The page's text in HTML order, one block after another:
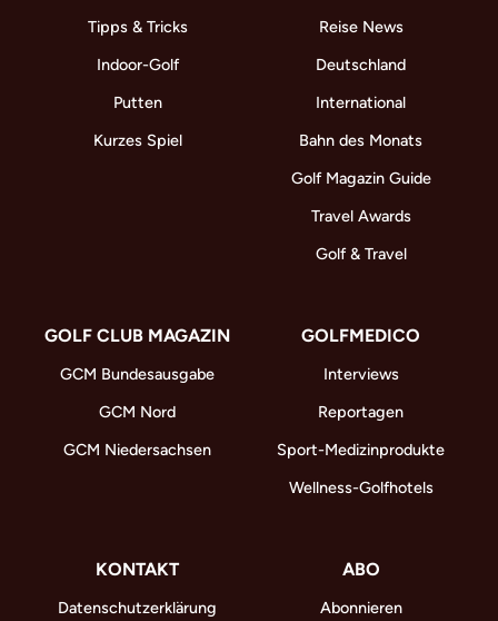
Tipps & Tricks
Indoor-Golf
Putten
Kurzes Spiel
Reise News
Deutschland
International
Bahn des Monats
Golf Magazin Guide
Travel Awards
Golf & Travel
GOLF CLUB MAGAZIN
GCM Bundesausgabe
GCM Nord
GCM Niedersachsen
GOLFMEDICO
Interviews
Reportagen
Sport-Medizinprodukte
Wellness-Golfhotels
KONTAKT
Datenschutzerklärung
ABO
Abonnieren